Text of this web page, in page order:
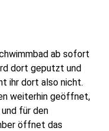
ab sofort
dort geputzt und
ihr dort also nicht.
weiterhin geöffnet,
für den
öffnet das